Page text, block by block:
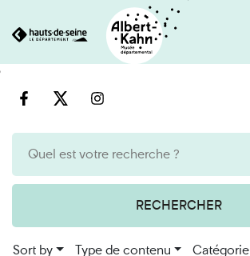
engine
RECHERCHER
Sort by Type de contenu Catégorie
Cookies management panel